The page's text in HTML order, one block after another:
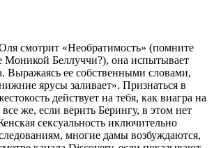
смотрит «Необратимость» (помните
Моникой Беллуччи?), она испытывает
Выражаясь ее собственными словами,
ярусы заливает». Признаться в
действует на тебя, как виагра на
же, если верить Берингу, в этом нет
сексуальность иключительно
многие дамы возбуждаются,